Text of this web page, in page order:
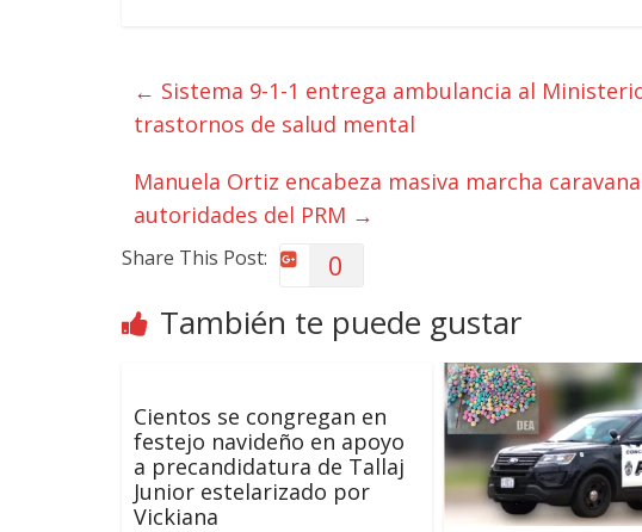
← Sistema 9-1-1 entrega ambulancia al
trastornos de salud mental
Manuela Ortiz encabeza masiva marcha
autoridades del PRM →
Share This Post: 0
También te puede gustar
Cientos se congregan en
festejo navideño en apoyo
a precandidatura de Tallaj
Junior estelarizado por
Vickiana